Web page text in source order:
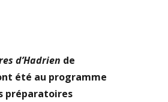
d’Hadrien de
été au programme
préparatoires